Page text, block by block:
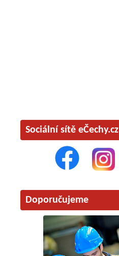
Sociální sítě eČechy.cz
Doporučujeme